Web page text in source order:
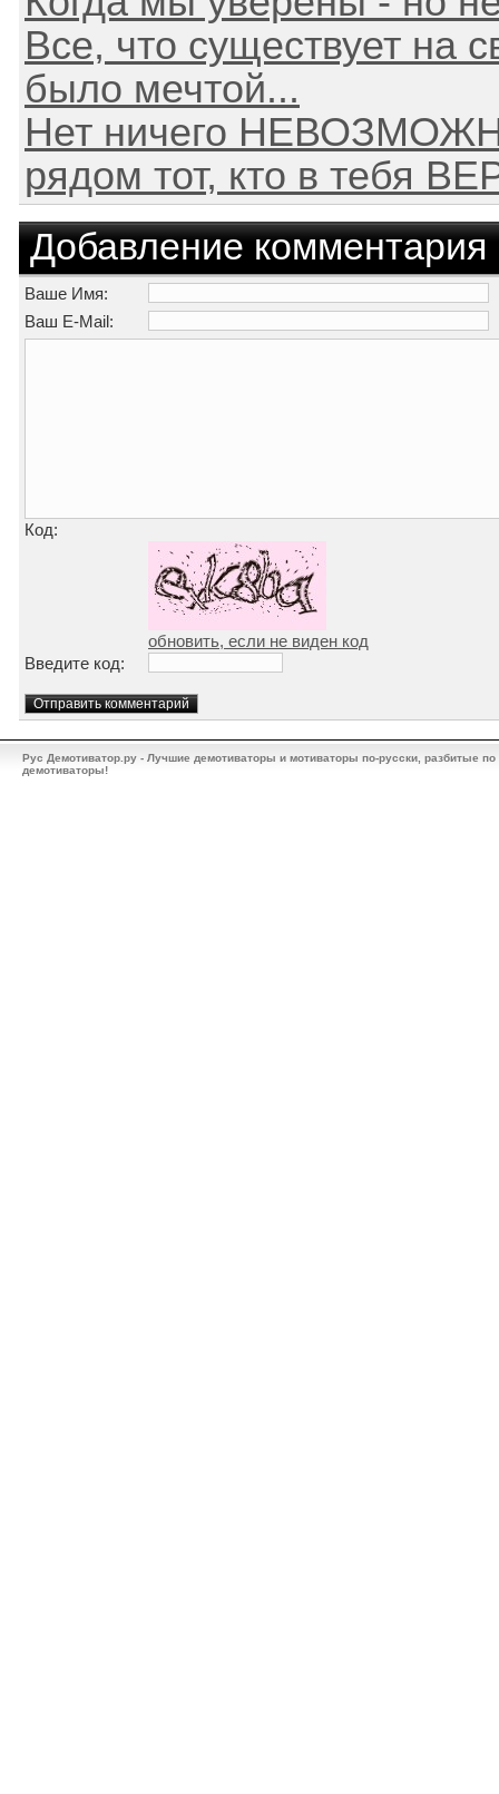
Все, что существует на
было мечтой...
Нет ничего
рядом тот, кто в тебя
Добавление комментария
Ваше Имя:
Ваш E-Mail:
Код:
обновить, если не виден код
Введите код:
Рус Демотиватор.ру - Лучшие демотиваторы и мотиваторы по-русски, разбитые
демотиваторы!